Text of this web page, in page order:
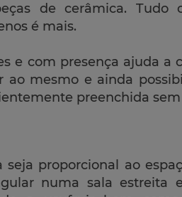
de cerâmica. Tudo
é mais.
e com presença ajuda a
ao mesmo e ainda
preenchida sem
proporcional ao
numa sala estreita